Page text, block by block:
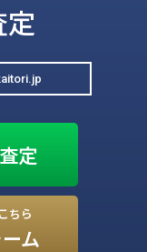
定
ちら
ム